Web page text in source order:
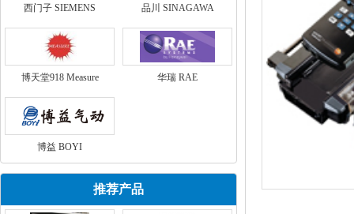
西门子 SIEMENS 品川 SINAGAWA
博天堂918 Measure 华瑞 RAE
博益 BOYI
推荐产品